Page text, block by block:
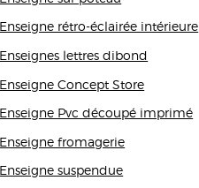
Enseigne rétro-éclairée intérieure
Enseignes lettres dibond
Enseigne Concept Store
Enseigne Pvc découpé imprimé
Enseigne fromagerie
Enseigne suspendue